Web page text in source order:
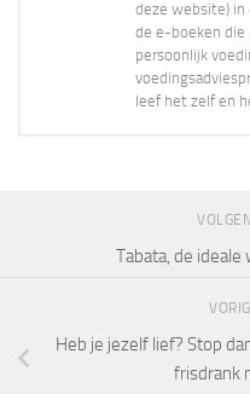
deze website) in
de e-boeken die
persoonlijk
leef het zelf en
Tabata, de
Heb je jezelf lief? Stop
frisdrank